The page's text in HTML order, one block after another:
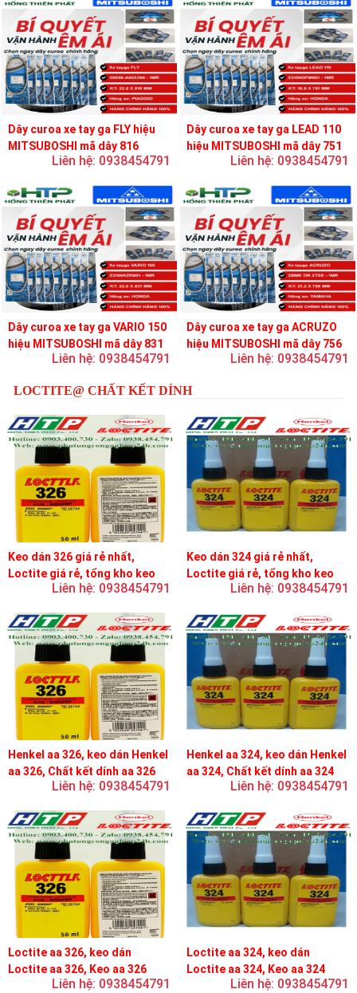
Dây curoa xe tay ga FLY hiệu
MITSUBOSHI mã dây 816
Liên hệ: 0938454791
Dây curoa xe tay ga LEAD 110
hiệu MITSUBOSHI mã dây 751
Liên hệ: 0938454791
Dây curoa xe tay ga VARIO 150
hiệu MITSUBOSHI mã dây 831
Liên hệ: 0938454791
Dây curoa xe tay ga ACRUZO
hiệu MITSUBOSHI mã dây 756
Liên hệ: 0938454791
LOCTITE@ CHẤT KẾT DÍNH
Keo dán 326 giá rẻ nhất,
Loctite giá rẻ, tổng kho keo
Liên hệ: 0938454791
Keo dán 324 giá rẻ nhất,
Loctite giá rẻ, tổng kho keo
Liên hệ: 0938454791
Henkel aa 326, keo dán Henkel
aa 326, Chất kết dính aa 326
Liên hệ: 0938454791
Henkel aa 324, keo dán Henkel
aa 324, Chất kết dính aa 324
Liên hệ: 0938454791
Loctite aa 326, keo dán
Loctite aa 326, Keo aa 326
Liên hệ: 0938454791
Loctite aa 324, keo dán
Loctite aa 324, Keo aa 324
Liên hệ: 0938454791